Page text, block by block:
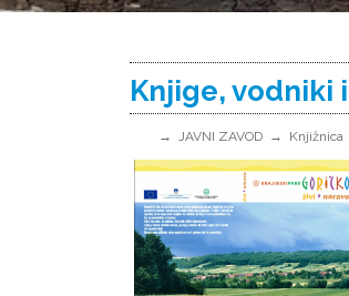
Knjige, vodniki
JAVNI ZAVOD Knjižnica